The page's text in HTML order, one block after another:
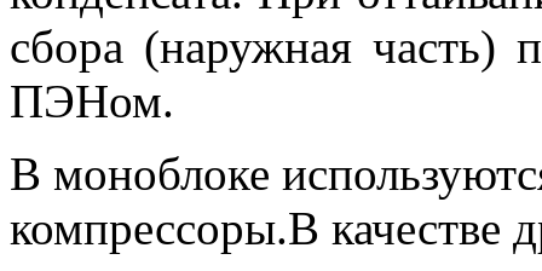
сбора (наружная часть)
ПЭНом.
В моноблоке
компрессоры.В качестве